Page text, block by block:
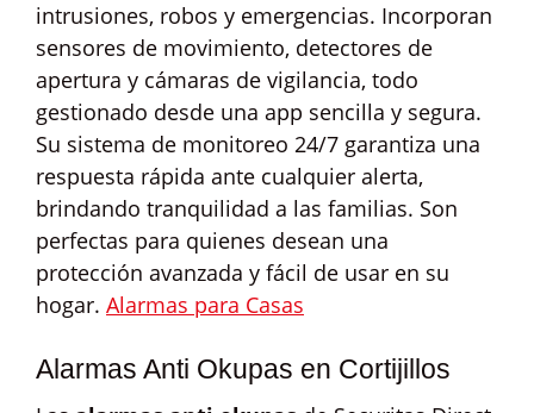
intrusiones, robos y emergencias. Incorporan
sensores de movimiento, detectores de
apertura y cámaras de vigilancia, todo
gestionado desde una app sencilla y segura.
Su sistema de monitoreo 24/7 garantiza una
respuesta rápida ante cualquier alerta,
brindando tranquilidad a las familias. Son
perfectas para quienes desean una
protección avanzada y fácil de usar en su
hogar. Alarmas para Casas
Alarmas Anti Okupas en Cortijillos